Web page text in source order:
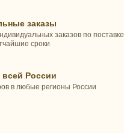
заказы
заказов по
сроки
всей России
в любые регионы России